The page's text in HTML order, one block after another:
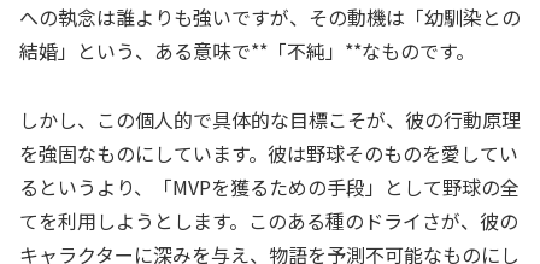
への執念は誰よりも強いですが、その動機は「幼馴染との
結婚」という、ある意味で**「不純」**なものです。
しかし、この個人的で具体的な目標こそが、彼の行動原理
を強固なものにしています。彼は野球そのものを愛してい
るというより、「MVPを獲るための手段」として野球の全
てを利用しようとします。このある種のドライさが、彼の
キャラクターに深みを与え、物語を予測不可能なものにし